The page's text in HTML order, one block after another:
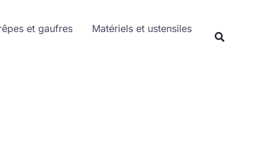
et gaufres
Matériels et ustensiles